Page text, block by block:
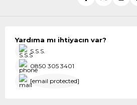
Yardıma mı ihtiyacın var?
S.S.S.
0850 305 3401
[email protected]